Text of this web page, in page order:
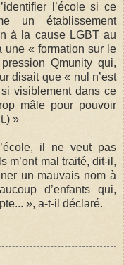
l’école si ce
un établissement
à la cause LGBT au
une « formation sur le
Qmunity qui,
disait que « nul n’est
visiblement dans ce
mâle pour pouvoir
»
il ne veut pas
m’ont mal traité, dit-il,
un mauvais nom à
d’enfants qui,
», a-t-il déclaré.